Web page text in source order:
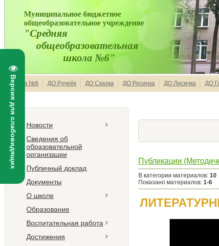
Версия для слабовидящих
Муниципальное бюджетное
общеобразовательное учреждение
"Средняя
общеобразовательная
школа №6"
Школа №6 ДО Ручеёк ДО Сказка ДО Росинка ДО Лисичка ДО
Новости
Сведения об
образовательной
организации
Публичный доклад
Документы
О школе
Образование
Воспитательная работа
Достижения
Публикации
В категории материалов: 10
Показано материалов: 1-6